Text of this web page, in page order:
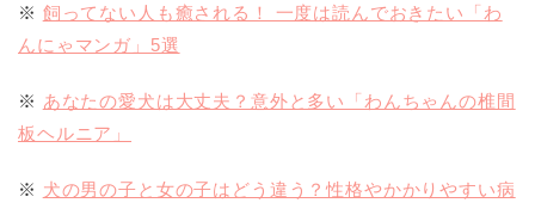
※ 飼ってない人も癒される！ 一度は読んでおきたい「わ
んにゃマンガ」5選
※ あなたの愛犬は大丈夫？意外と多い「わんちゃんの椎間
板ヘルニア」
※ 犬の男の子と女の子はどう違う？性格やかかりやすい病